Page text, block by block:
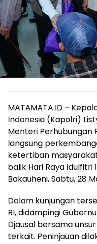
MATAMATA.ID –
Indonesia (Kapolri)
Menteri Perhubungan
langsung
ketertiban
balik Hari Raya Idulfitri
Bakauheni, Sabtu, 28
Dalam kunjungan
RI, didampingi
Djausal bersama
terkait. Peninjauan